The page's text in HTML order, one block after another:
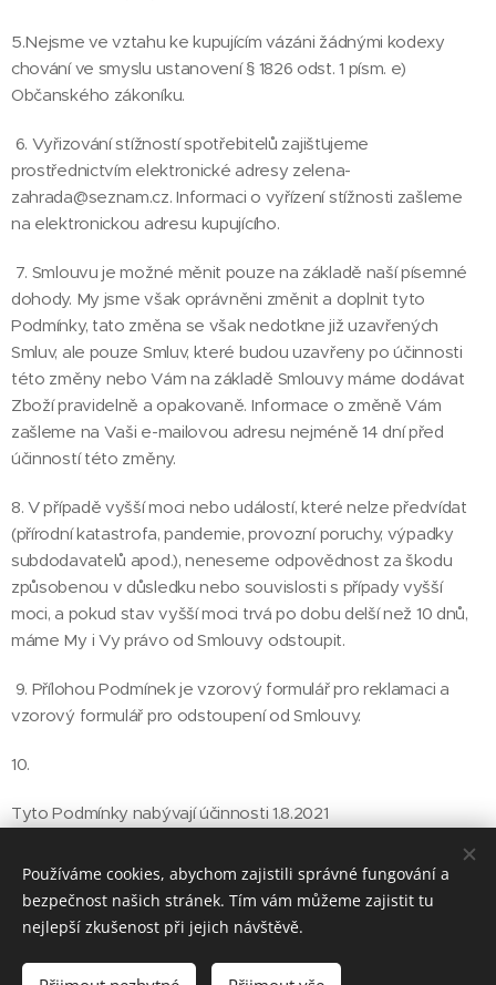
5.Nejsme ve vztahu ke kupujícím vázáni žádnými kodexy
chování ve smyslu ustanovení § 1826 odst. 1 písm. e)
Občanského zákoníku.
6. Vyřizování stížností spotřebitelů zajišťujeme
prostřednictvím elektronické adresy zelena-
zahrada@seznam.cz. Informaci o vyřízení stížnosti zašleme
na elektronickou adresu kupujícího.
7. Smlouvu je možné měnit pouze na základě naší písemné
dohody. My jsme však oprávněni změnit a doplnit tyto
Podmínky, tato změna se však nedotkne již uzavřených
Smluv, ale pouze Smluv, které budou uzavřeny po účinnosti
této změny nebo Vám na základě Smlouvy máme dodávat
Zboží pravidelně a opakovaně. Informace o změně Vám
zašleme na Vaši e-mailovou adresu nejméně 14 dní před
účinností této změny.
8. V případě vyšší moci nebo událostí, které nelze předvídat
(přírodní katastrofa, pandemie, provozní poruchy, výpadky
subdodavatelů apod.), neneseme odpovědnost za škodu
způsobenou v důsledku nebo souvislosti s případy vyšší
moci, a pokud stav vyšší moci trvá po dobu delší než 10 dnů,
máme My i Vy právo od Smlouvy odstoupit.
9. Přílohou Podmínek je vzorový formulář pro reklamaci a
vzorový formulář pro odstoupení od Smlouvy.
10.
Tyto Podmínky nabývají účinnosti 1.8.2021
Michaela Niedobová, Migra - všechna práva vyhrazena.
Používáme cookies, abychom zajistili správné fungování a
bezpečnost našich stránek. Tím vám můžeme zajistit tu
nejlepší zkušenost při jejich návštěvě.